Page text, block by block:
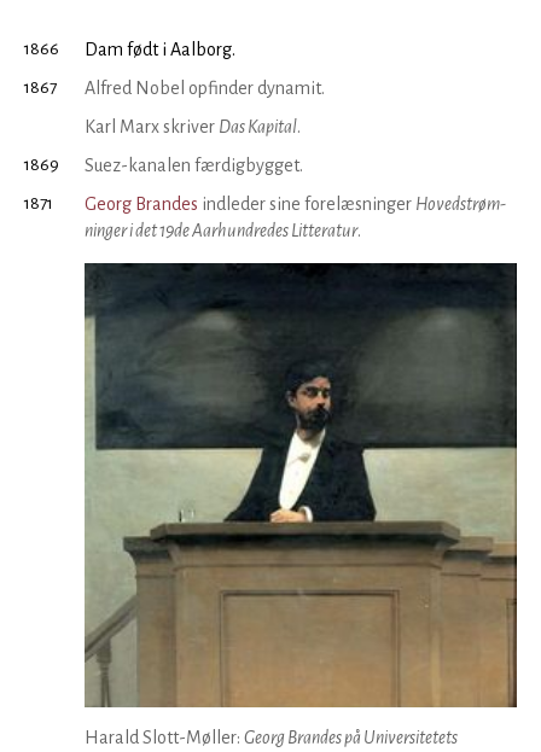
1866 Dam født i Aalborg.
1867
Alfred Nobel opfinder dynamit.
Karl Marx skriver Das Kapital.
1869 Suez-kanalen færdigbygget.
1871 Georg Brandes indleder sine fore­læsninger Hoved­strøm­
ning­er i det 19de Aarhundredes Litteratur.
Harald Slott-Møller: Georg Brandes på Universitetets